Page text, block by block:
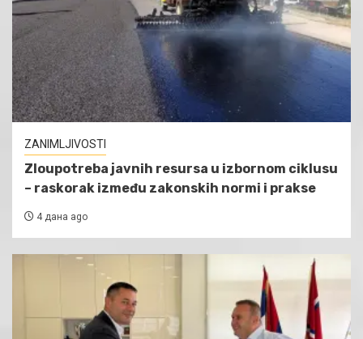
ZANIMLJIVOSTI
Zloupotreba javnih resursa u izbornom ciklusu
– raskorak između zakonskih normi i prakse
4 дана ago